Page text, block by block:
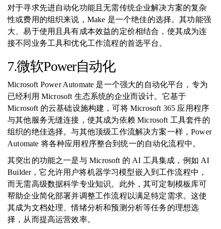
对于寻求先进自动化功能且无需传统企业解决方案的复杂
性或费用的组织来说，Make 是一个绝佳的选择。其功能强
大、易于使用且具有成本效益的定价相结合，使其成为连
接不同业务工具和优化工作流程的首选平台。
7.微软Power自动化
Microsoft Power Automate 是一个强大的自动化平台，专为
已经利用 Microsoft 生态系统的企业而设计。它基于
Microsoft 的云基础设施构建，可将 Microsoft 365 应用程序
与其他服务无缝连接，使其成为依赖 Microsoft 工具套件的
组织的绝佳选择。与其他顶级工作流解决方案一样，Power
Automate 将各种应用程序整合到统一的自动化流程中。
其突出的功能之一是与 Microsoft 的 AI 工具集成，例如 AI
Builder，它允许用户将机器学习模型嵌入到工作流程中，
而无需高级数据科学专业知识。此外，其可定制模板库可
帮助企业简化部署并调整工作流程以满足特定需求。这使
其成为文档处理、情绪分析和预测分析等任务的理想选
择，从而提高运营效率。